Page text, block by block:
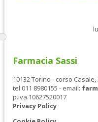
Farmacia Sassi
10132 Torino - corso Casale,
tel 011 8980155 - email:
p.iva.10627520017
Privacy Policy